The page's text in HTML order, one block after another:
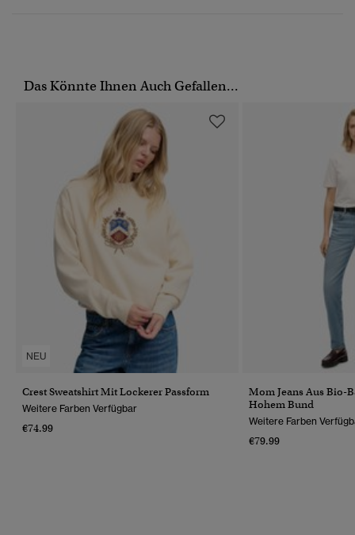
Das Könnte Ihnen Auch Gefallen...
NEU
Crest Sweatshirt Mit Lockerer Passform
Weitere Farben Verfügbar
€74.99
Mom Jeans Aus Bio-
Hohem Bund
Weitere Farben
€79.99